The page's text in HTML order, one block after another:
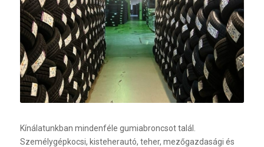
Kínálatunkban mindenféle gumiabroncsot talál.
Személygépkocsi, kisteherautó, teher, mezőgazdasági és